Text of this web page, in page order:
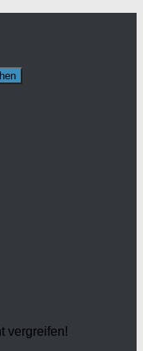
vergreifen!